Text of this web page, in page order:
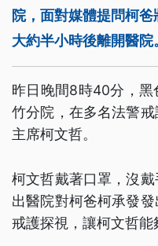
院，面對媒體提問柯
大約半小時後離開醫院
昨日晚間8時40分，
竹分院，在多名法警
主席柯文哲。
柯文哲戴著口罩，沒
出醫院對柯爸柯承發
戒護探視，讓柯文哲能